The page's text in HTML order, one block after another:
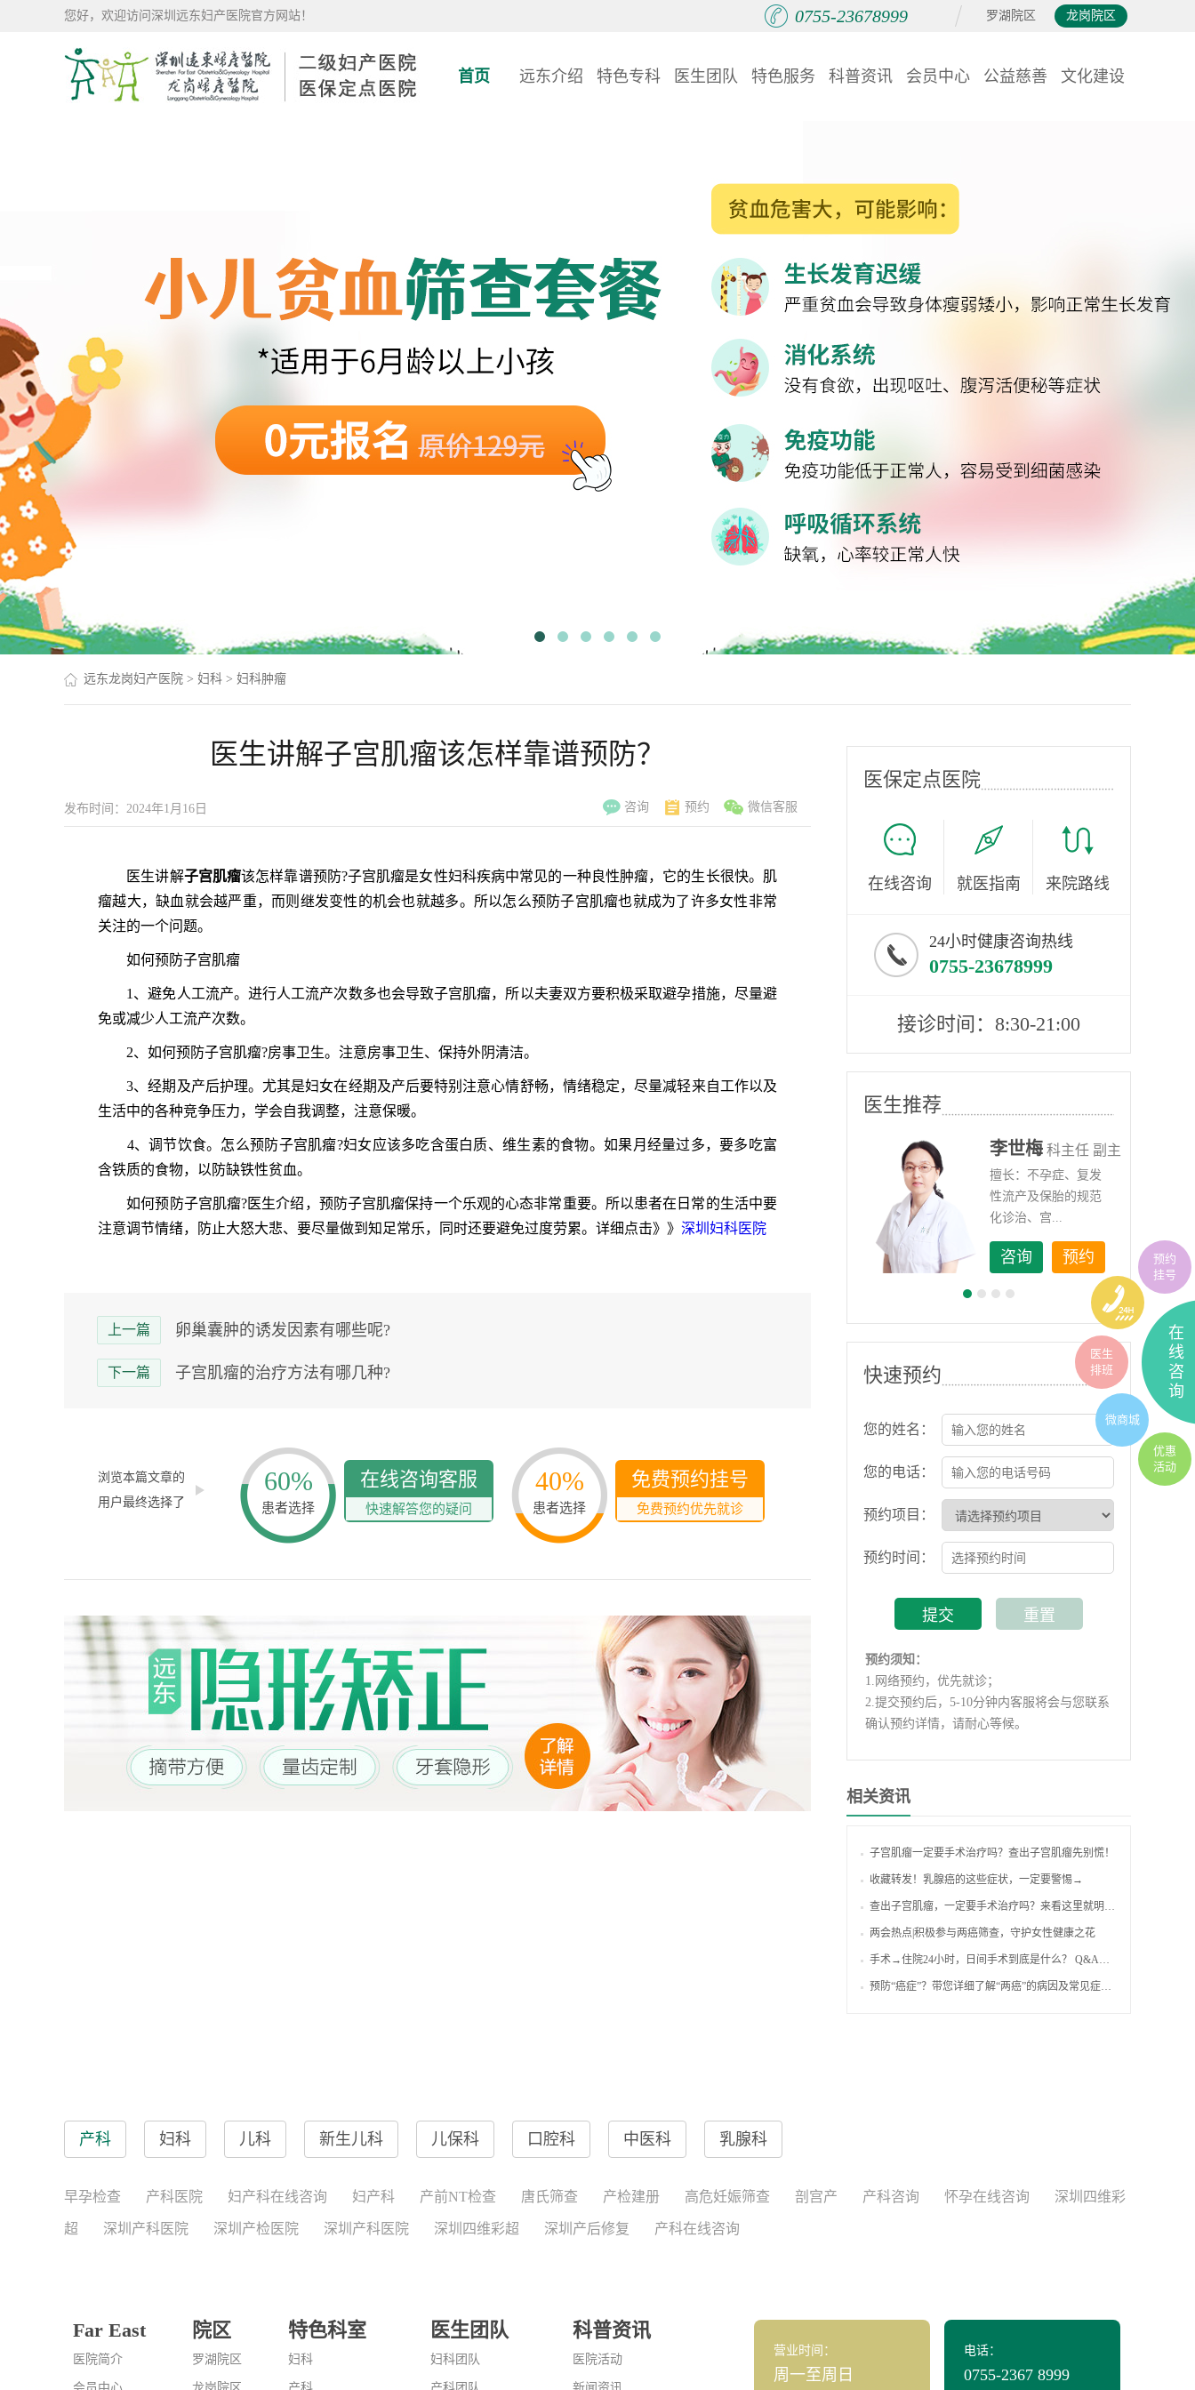
您好，欢迎访问深圳远东妇产医院官方网站！ 罗湖院区 龙岗院区
0755-23678999
首页 远东介绍 特色专科 医生团队 特色服务 科普资讯 会员中心 公益慈善 文化建设
远东龙岗妇产医院 > 妇科 > 妇科肿瘤
医生讲解子宫肌瘤该怎样靠谱预防？
发布时间：2024年1月16日 咨询 预约 微信客服
医生讲解子宫肌瘤该怎样靠谱预防?子宫肌瘤是女性妇科疾病中常见的一种良性肿瘤，它的生长很快。肌
瘤越大，缺血就会越严重，而则继发变性的机会也就越多。所以怎么预防子宫肌瘤也就成为了许多女性非常
关注的一个问题。
如何预防子宫肌瘤
1、避免人工流产。进行人工流产次数多也会导致子宫肌瘤，所以夫妻双方要积极采取避孕措施，尽量避
免或减少人工流产次数。
2、如何预防子宫肌瘤?房事卫生。注意房事卫生、保持外阴清洁。
3、经期及产后护理。尤其是妇女在经期及产后要特别注意心情舒畅，情绪稳定，尽量减轻来自工作以及
生活中的各种竞争压力，学会自我调整，注意保暖。
4、调节饮食。怎么预防子宫肌瘤?妇女应该多吃含蛋白质、维生素的食物。如果月经量过多，要多吃富
含铁质的食物，以防缺铁性贫血。
如何预防子宫肌瘤?医生介绍，预防子宫肌瘤保持一个乐观的心态非常重要。所以患者在日常的生活中要
注意调节情绪，防止大怒大悲、要尽量做到知足常乐，同时还要避免过度劳累。详细点击》》 深圳妇科医院
上一篇 卵巢囊肿的诱发因素有哪些呢?
下一篇 子宫肌瘤的治疗方法有哪几种?
浏览本篇文章的
用户最终选择了
60%
患者选择
在线咨询客服
快速解答您的疑问
40%
患者选择
免费预约挂号
免费预约优先就诊
医保定点医院
在线咨询 就医指南 来院路线
24小时健康咨询热线
0755-23678999
接诊时间：8:30-21:00
医生推荐
李翠玲 副主任医师
多发病的诊治，如顽
固性阴道炎...
李世梅 科主任 副主
任医师
擅长：不孕症、复发
性流产及保胎的规范
化诊治、宫...
咨询 预约
快速预约
您的姓名：
您的电话：
预约项目：
预约时间：
预约须知：
1. 网络预约，优先就诊；
2.提交预约后，5-10分钟内客服将会与您联系
确认预约详情，请耐心等候。
相关资讯
子宫肌瘤一定要手术治疗吗？查出子宫肌瘤先别慌！
收藏转发！乳腺癌的这些症状，一定要警惕→
查出子宫肌瘤，一定要手术治疗吗？来看这里就明白了！
两会热点|积极参与两癌筛查，守护女性健康之花
手术→住院24小时，日间手术到底是什么？ Q&A来啦！
预防“癌症”？带您详细了解“两癌”的病因及常见症状表现！
产科 妇科 儿科 新生儿科 儿保科 口腔科 中医科 乳腺科
早孕检查 产科医院 妇产科在线咨询 妇产科 产前NT检查 唐氏筛查 产检建册 高危妊娠筛查 剖宫产 产科咨询 怀孕在线咨询 深圳四维彩
超 深圳产科医院 深圳产检医院 深圳产科医院 深圳四维彩超 深圳产后修复 产科在线咨询
Far East
医院简介
院区
罗湖院区
特色科室
妇科
医生团队
妇科团队
科普资讯
医院活动
营业时间：
周一至周日
电话：
0755-2367 8999
在
线
咨
询
预约
挂号
医生
排班
微商城
优惠
活动